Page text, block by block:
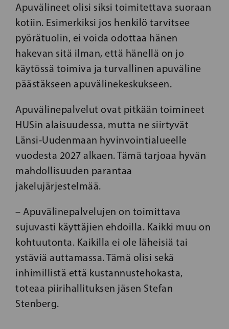
Apuvälineet olisi siksi toimitettava suoraan
kotiin. Esimerkiksi jos henkilö tarvitsee
pyörätuolin, ei voida odottaa hänen
hakevan sitä ilman, että hänellä on jo
käytössä toimiva ja turvallinen apuväline
päästäkseen apuvälinekeskukseen.
Apuvälinepalvelut ovat pitkään toimineet
HUSin alaisuudessa, mutta ne siirtyvät
Länsi-Uudenmaan hyvinvointialueelle
vuodesta 2027 alkaen. Tämä tarjoaa hyvän
mahdollisuuden parantaa
jakelujärjestelmää.
– Apuvälinepalvelujen on toimittava
sujuvasti käyttäjien ehdoilla. Kaikki muu on
kohtuutonta. Kaikilla ei ole läheisiä tai
ystäviä auttamassa. Tämä olisi sekä
inhimillistä että kustannustehokasta,
toteaa piirihallituksen jäsen Stefan
Stenberg.